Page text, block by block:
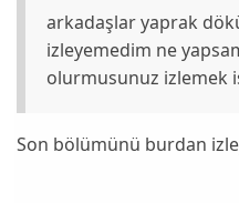
arkadaşlar yaprak
izleyemedim ne
olurmusunuz izlemek
Son bölümünü burdan